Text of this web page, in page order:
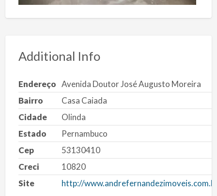
Additional Info
Endereço Avenida Doutor José Augusto Moreira
Bairro
Casa Caiada
Cidade
Olinda
Estado
Pernambuco
Cep
53130410
Creci
10820
Site
http://